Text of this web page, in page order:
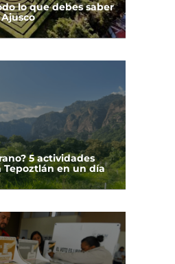
lo que debes saber
5 actividades
Tepoztlán en un día